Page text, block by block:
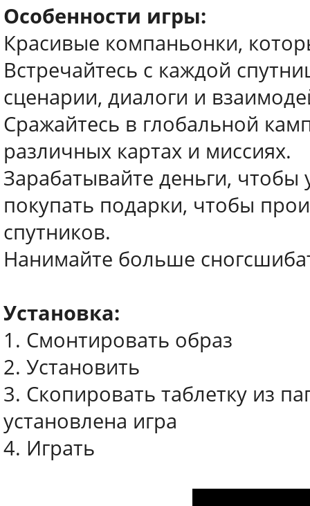
Особенности игры:
Красивые компаньонки,
Встречайтесь с каждой
сценарии, диалоги и
Сражайтесь в глобальной
различных картах и ​​миссиях.
Зарабатывайте деньги,
покупать подарки, чтобы
спутников.
Нанимайте больше
Установка:
1. Смонтировать образ
2. Установить
3. Скопировать таблетку из
установлена игра
4. Играть